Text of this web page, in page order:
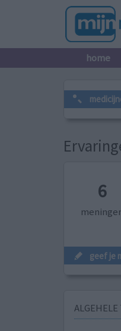
home
6
geef je